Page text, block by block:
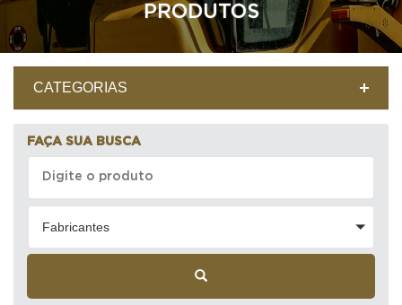
PRODUTOS
CATEGORIAS
FAÇA SUA BUSCA
Fabricantes